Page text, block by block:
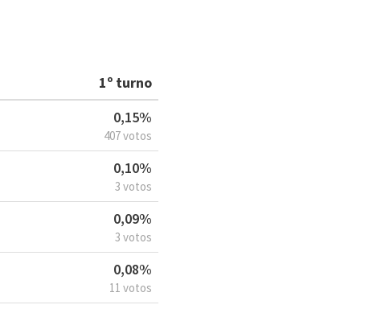
1º turno
0,15%
407 votos
0,10%
3 votos
0,09%
3 votos
0,08%
11 votos